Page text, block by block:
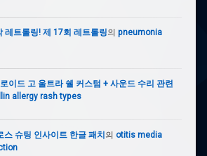
레트롤링! 제 17회 레트롤링의 pneumonia
이드 고 울트라 쉘 커스텀 + 사운드 수리 관련
allergy rash types
스 슈팅 인사이트 한글 패치 의 otitis media